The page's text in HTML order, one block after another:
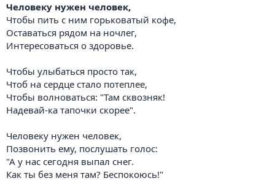
Человеку нужен человек,
Чтобы пить с ним горьковатый кофе,
Оставаться рядом на ночлег,
Интересоваться о здоровье.
Чтобы улыбаться просто так,
Чтоб на сердце стало потеплее,
Чтобы волноваться: "Там сквозняк!
Надевай-ка тапочки скорее".
Человеку нужен человек,
Позвонить ему, послушать голос:
"А у нас сегодня выпал снег.
Как ты без меня там? Беспокоюсь!"